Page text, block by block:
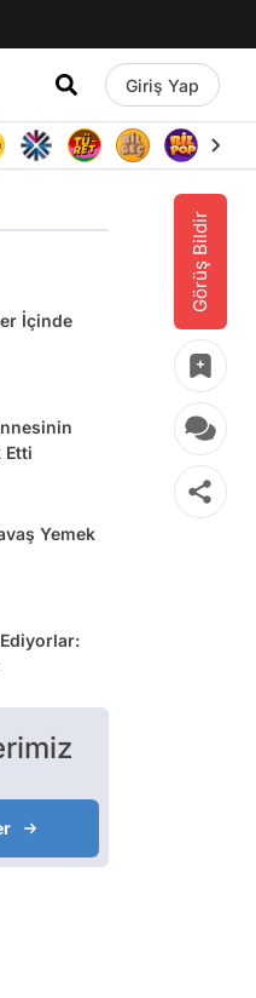
Giriş Yap
Görüş Bildir
İçinde
Etti
Yemek
Ediyorlar: